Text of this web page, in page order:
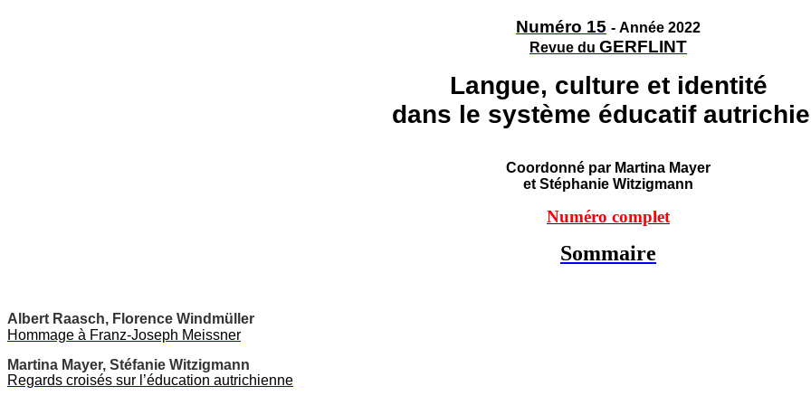
Numéro 15 - Année 2022
Revue du GERFLINT
Langue, culture et identité
dans le système éducatif
Coordonné par Martina Mayer
et Stéphanie Witzigmann
Numéro complet
Sommaire
Albert Raasch, Florence Windmüller
Hommage à Franz-Joseph Meissner
Martina Mayer, Stéfanie Witzigmann
Regards croisés sur l’éducation autrichienne